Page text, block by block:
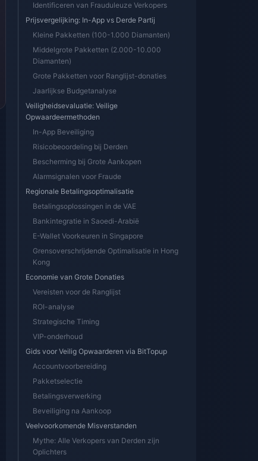
-40%
5000 Diamanten
€ 73.93
€ 122.47
Nu kopen
-40%
10000 Diamanten
€ 244.94
Nu kopen
Identificeren van Frauduleuze Verkopers
Prijsvergelijking: In-App vs Derde Partij
Kleine Pakketten (100-1.000 Diamanten)
Middelgrote Pakketten (2.000-10.000
Diamanten)
Grote Pakketten voor Ranglijst-donaties
Jaarlijkse Budgetanalyse
Veiligheidsevaluatie: Veilige
Opwaardeermethoden
In-App Beveiliging
Risicobeoordeling bij Derden
Bescherming bij Grote Aankopen
Alarmsignalen voor Fraude
Regionale Betalingsoptimalisatie
Betalingsoplossingen in de VAE
Bankintegratie in Saoedi-Arabië
E-Wallet Voorkeuren in Singapore
Grensoverschrijdende Optimalisatie in Hong
Kong
Economie van Grote Donaties
Vereisten voor de Ranglijst
ROI-analyse
Strategische Timing
VIP-onderhoud
Gids voor Veilig Opwaarderen via BitTopup
Accountvoorbereiding
Pakketselectie
Betalingsverwerking
Beveiliging na Aankoop
Veelvoorkomende Misverstanden
Mythe: Alle Verkopers van Derden zijn
Oplichters